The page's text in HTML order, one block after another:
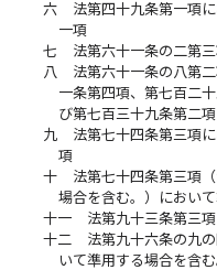
六
法第四十九条第一項
一項
七
法第六十一条の二第
八
法第六十一条の八第
一条第四項、第七百二
び第七百三十九条第二項
九
法第七十四条第三項
項
十
法第七十四条第三項
場合を含む。）におい
十一
法第九十三条第三項
十二
法第九十六条の九
いて準用する場合を含む